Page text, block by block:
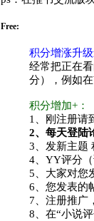
Free:
积分增涨升级
经常把正在
分），例如在
积分增加+：
1、刚注册请
2、每天登陆
3、发新主题
4、YY评分
5、大家对您
6、您发表的
7、注册推广
8、在“小说